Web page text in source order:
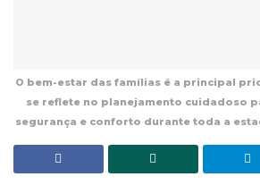
O bem-estar das famílias é a principal
se reflete no planejamento cuidadoso
segurança e conforto durante toda a